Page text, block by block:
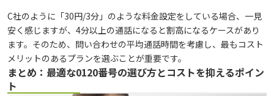
C社のように「30円/3分」のような料金設定をしている場合、一見
安く感じますが、4分以上の通話になると割高になるケースがあり
ます。そのため、問い合わせの平均通話時間を考慮し、最もコスト
メリットのあるプランを選ぶことが重要です。
まとめ：最適な0120番号の選び方とコストを抑えるポイン
ト